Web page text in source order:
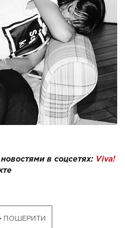
в соцсетях: Viva!
ПОШЕРИТИ